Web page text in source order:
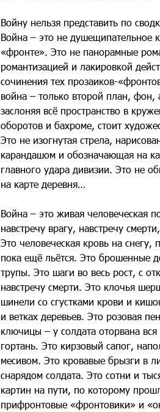
Войну нельзя представить по
Война – это не душещипательное
«фронте». Это не панорамные
романтизацией и лакировкой
сочинения тех прозаиков-
война – только второй план, фон,
заслоняя всё пространство в
оборотов и бахроме, стоит
Это не изогнутая стрела,
карандашом и обозначающая на
главного удара дивизии. Это не
на карте деревня…
Война – это живая человеческая
навстречу врагу, навстречу
Это человеческая кровь на снегу,
пока ещё льётся. Это брошенные
трупы. Это шаги во весь рост, с
навстречу смерти. Это клочья
шинели со сгустками крови и
и ветках деревьев. Это розовая
ключицы – у солдата оторвана
гортань. Это кирзовый сапог,
месивом. Это кровавые брызги в
снарядом солдата. Это сотни и
картин на пути, по которому
прифронтовые «фронтовики» и